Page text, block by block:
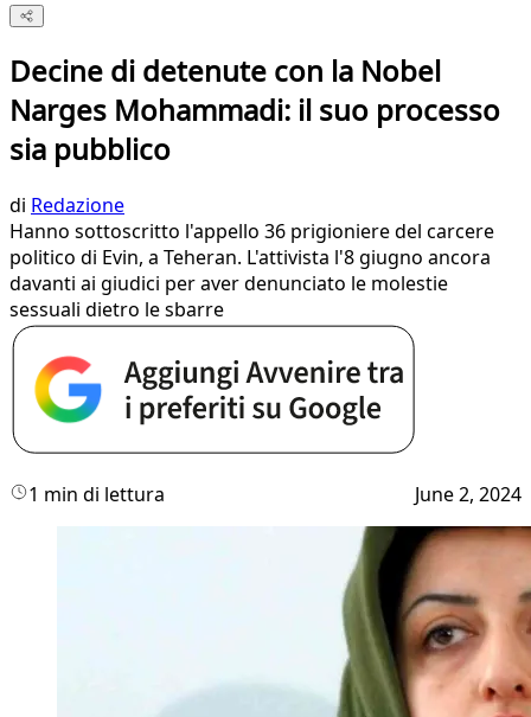
Decine di detenute con la Nobel
Narges Mohammadi: il suo processo
sia pubblico
di Redazione
Hanno sottoscritto l'appello 36 prigioniere del carcere
politico di Evin, a Teheran. L'attivista l'8 giugno ancora
davanti ai giudici per aver denunciato le molestie
sessuali dietro le sbarre
1 min di lettura June 2, 2024